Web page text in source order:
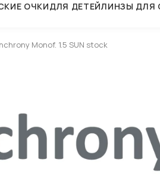
ОЧКИДЛЯ ДЕТЕЙЛИНЗЫ ДЛЯ
Monof. 1.5 SUN stock